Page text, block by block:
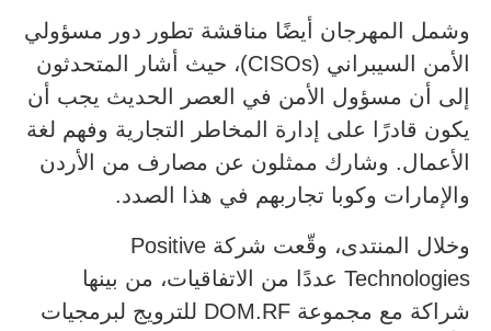
وشمل المهرجان أيضًا مناقشة تطور دور مسؤولي
الأمن السيبراني (CISOs)، حيث أشار المتحدثون
إلى أن مسؤول الأمن في العصر الحديث يجب أن
يكون قادرًا على إدارة المخاطر التجارية وفهم لغة
الأعمال. وشارك ممثلون عن مصارف من الأردن
والإمارات وكوبا تجاربهم في هذا الصدد.
وخلال المنتدى، وقّعت شركة Positive
Technologies عددًا من الاتفاقيات، من بينها
شراكة مع مجموعة DOM.RF للترويج لبرمجيات